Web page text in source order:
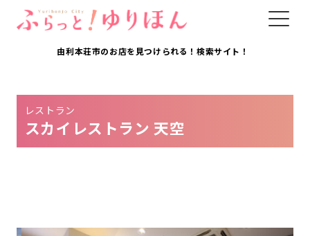
由利本荘市のお店を見つけられる！検索サイト！
レストラン
スカイレストラン 天空